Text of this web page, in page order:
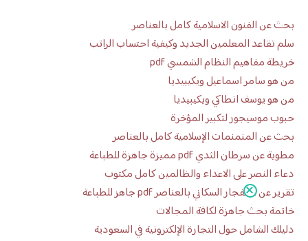
بحث عن الفنون الاسلامية كامل بالعناصر
سلم تقاعد المعلمين الجديد وكيفية احتساب الراتب
خريطة مفاهيم النظام الشمسي pdf
من هو سامر اسماعيل ويكيبيديا
من هو يوسف انطاكي ويكيبيديا
حبوب موسيجور لتكبير المؤخرة
بحث عن المنمنمات الإسلامية كامل بالعناصر
مطوية عن سرطان الثدي pdf مميزة جاهزة للطباعة
دعاء النصر على الاعداء والظالمين كامل مكتوب
تقرير عن الانفجار السكاني بالعناصر pdf جاهز للطباعة
خاتمة بحث جاهزة لكافة المجالات
دليلك الشامل حول التجارة الإلكترونية في السعودية